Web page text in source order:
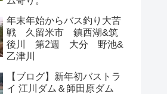
年末年始からバス釣り大苦
戦 久留米市 鎮西湖&筑
後川 第2週 大分 野池&
乙津川
【ブログ】新年初バストラ
イ 江川ダム＆師田原ダム